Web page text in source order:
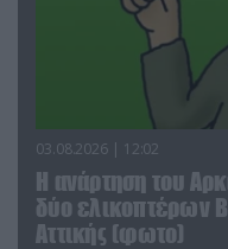
03.08.2026 | 12:02
Η ανάρτηση του
δύο ελικοπτέρων
Αττικής (φωτο)